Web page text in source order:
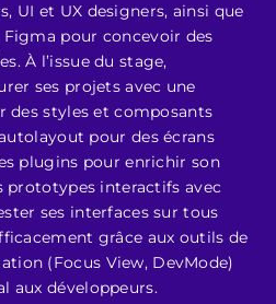
UI et UX designers, ainsi que
pour concevoir des
À l’issue du stage,
ses projets avec une
des styles et composants
pour des écrans
plugins pour enrichir son
prototypes interactifs avec
ses interfaces sur tous
grâce aux outils de
(Focus View, DevMode)
aux développeurs.